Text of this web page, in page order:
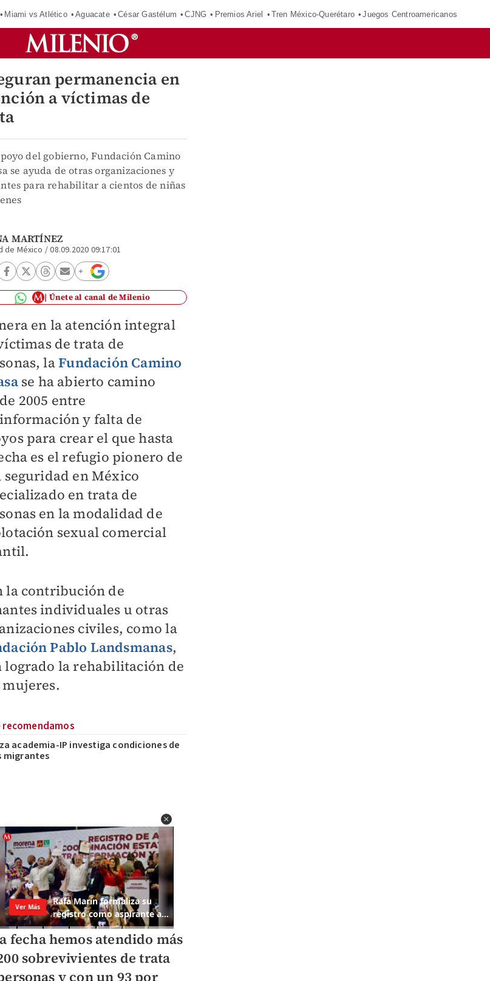
Miami vs Atlético Aguacate César Gastélum CJNG Premios Ariel Tren México-Querétaro Juegos Centroamericanos
permanencia en
a víctimas de
del gobierno, Fundación Camino
se ayuda de otras organizaciones y
para rehabilitar a cientos de niñas
MARTÍNEZ
de México /08.09.2020 09:17:01
Únete al canal de Milenio
en la atención integral
de trata de
laFundación Camino
se ha abierto camino
2005 entre
y falta de
para crear el que hasta
es el refugio pionero de
seguridad en México
en trata de
en la modalidad de
sexual comercial
la contribución de
individuales u otras
civiles, como la
Pablo Landsmanas,
logrado la rehabilitación de
mujeres.
recomendamos
academia-IP investiga condiciones de
migrantes
fecha hemos atendido más
sobrevivientes de trata
y con un 93 por